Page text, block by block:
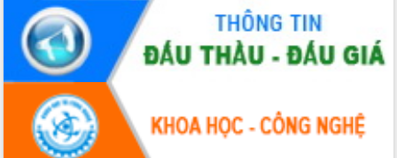
quan Đảng, Nhà nước
Lễ phát động chuỗi hoạt động chung
tay làm sạch môi trường
Xã Ea Kar bước chuyển mình trong
công tác cải cách hành chính mô hình
mới
UBND tỉnh họp báo định kỳ tháng 4
năm 2026